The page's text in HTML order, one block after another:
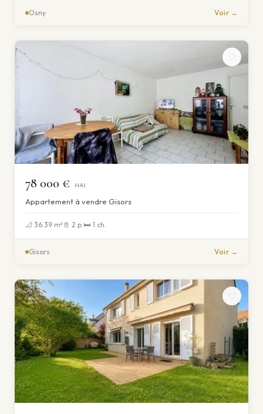
Osny Voir →
♡
78 000 € HAI
Appartement à vendre Gisors
📐 36.39 m² 🚪 2 p.🛏 1 ch.
Gisors Voir →